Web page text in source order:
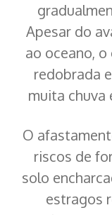
Apesar do
ao oceano,
redobrada
muita chuva
O
riscos de
solo
estragos